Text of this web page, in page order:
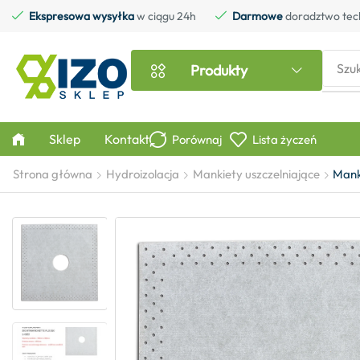
Ekspresowa wysyłkaw ciągu 24h Darmowedoradztwo
Produkty
Sklep Kontakt Porównaj Lista życzeń
Strona główna Hydroizolacja Mankiety uszczelniające